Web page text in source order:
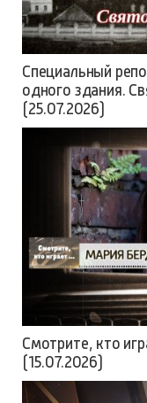
Специальный
одного здания.
(25.07.2026)
Смотрите, кто
(15.07.2026)